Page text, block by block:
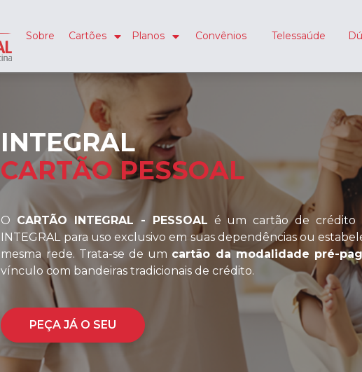
Sobre Cartões Planos Convênios Telessaúde
INTEGRAL
CARTÃO PESSOAL
O CARTÃO INTEGRAL - PESSOAL é um cartão de crédito
INTEGRAL
para uso exclusivo em suas dependências ou
mesma rede. Trata-se de um cartão da modalidade pré-
vínculo com bandeiras tradicionais de crédito.
PEÇA JÁ O SEU